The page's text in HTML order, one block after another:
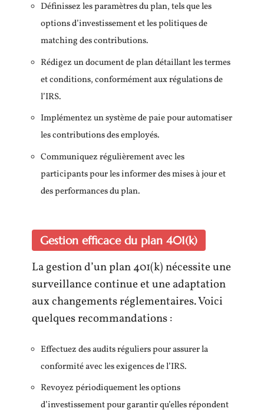
Définissez les paramètres du plan, tels que les
options d’investissement et les politiques de
matching des contributions.
Rédigez un document de plan détaillant les termes
et conditions, conformément aux régulations de
l’IRS.
Implémentez un système de paie pour automatiser
les contributions des employés.
Communiquez régulièrement avec les
participants pour les informer des mises à jour et
des performances du plan.
Gestion efficace du plan 401(k)
La gestion d’un plan 401(k) nécessite une
surveillance continue et une adaptation
aux changements réglementaires. Voici
quelques recommandations :
Effectuez des audits réguliers pour assurer la
conformité avec les exigences de l’IRS.
Revoyez périodiquement les options
d’investissement pour garantir qu’elles répondent